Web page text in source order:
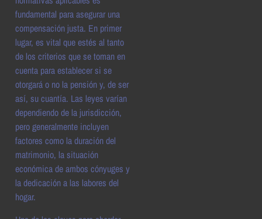
fundamental para asegurar una
compensación justa. En primer
lugar, es vital que estés al tanto
de los criterios que se toman en
cuenta para establecer si se
otorgará o no la pensión y, de ser
así, su cuantía. Las leyes varían
dependiendo de la jurisdicción,
pero generalmente incluyen
factores como la duración del
matrimonio, la situación
económica de ambos cónyuges y
la dedicación a las labores del
hogar.